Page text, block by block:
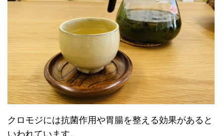
クロモジには抗菌作用や胃腸を整える効果があると